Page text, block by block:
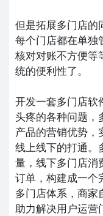
但是拓展多门店的
每个门店都在单独
核对对账不方便等
统的便利性了。
开发一套多门店软
头疼的各种问题，
产品的营销优势，
线上线下的打通。
量，线下多门店消
订单，构建成一个
多门店体系，商家
助力解决用户运营